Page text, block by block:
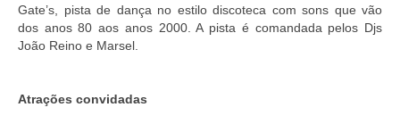
Gate’s, pista de dança no estilo discoteca com sons que vão
dos anos 80 aos anos 2000. A pista é comandada pelos Djs
João Reino e Marsel.
Atrações convidadas